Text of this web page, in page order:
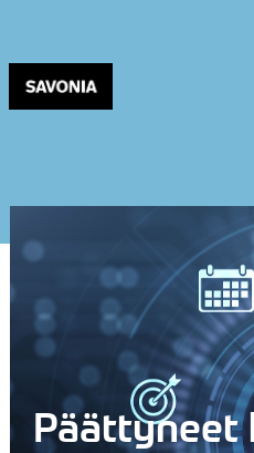
Päättyneet